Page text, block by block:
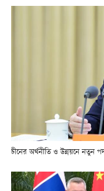
চীনের অর্থনীতি ও উন্নয়নে নতুন